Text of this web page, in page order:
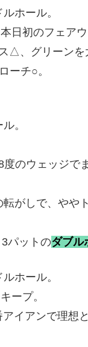
ホール。
初のフェアウ
△、グリーンを
ーチ○。
。
のウェッジで
がしで、やや
パットのダブル
ホール。
ープ。
イアンで理想